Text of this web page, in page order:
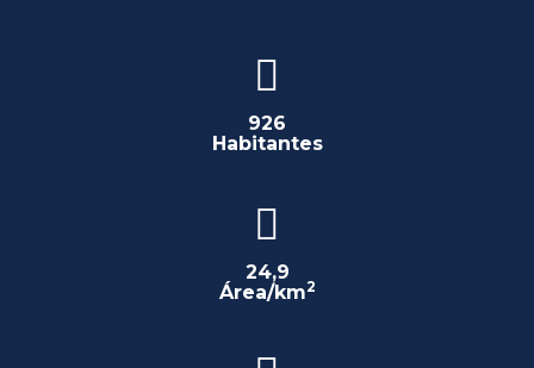
926
Habitantes
24,9
Área/km2